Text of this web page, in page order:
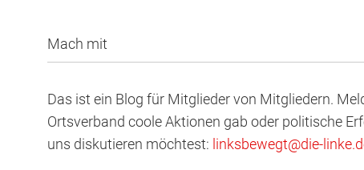
Mach mit
Das ist ein Blog für Mitglieder von Mitgliedern.
Ortsverband coole Aktionen gab oder politische
uns diskutieren möchtest: linksbewegt@die-l inke.d